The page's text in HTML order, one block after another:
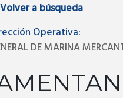
a búsqueda
Operativa:
DE MARINA